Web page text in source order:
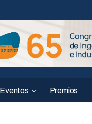
Eventos Premios